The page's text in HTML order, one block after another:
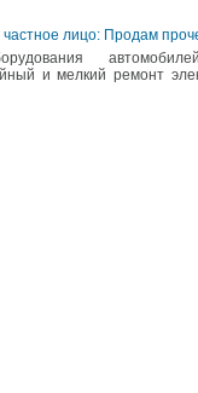
лицо: Продам
и мелкий ремонт